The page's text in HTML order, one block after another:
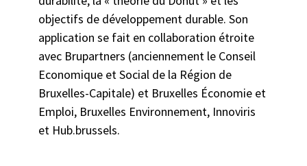
objectifs de développement durable. Son
application se fait en collaboration étroite
avec Brupartners (anciennement le Conseil
Economique et Social de la Région de
Bruxelles-Capitale) et Bruxelles Économie et
Emploi, Bruxelles Environnement, Innoviris
et Hub.brussels.